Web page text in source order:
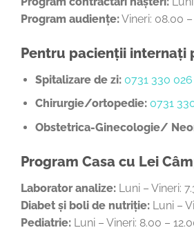
Program audiențe:Vineri: 08.00 –
Pentru pacienții
Spitalizare de zi: 0731 330 026
Chirurgie/ortopedie: 0731
Obstetrica-Ginecologie/
Program Casa cu Lei
Laborator analize: Luni – Vineri:
Diabet și boli de nutriție: Luni –
Pediatrie: Luni – Vineri: 8.00 –